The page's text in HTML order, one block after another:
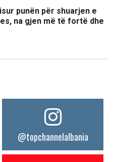
punën për shuarjen e
na gjen më të fortë dhe
@topchannelalbania